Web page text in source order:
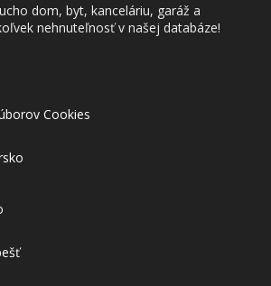
dom, byt, kanceláriu, garáž a
nehnuteľnosť v našej databáze!
Cookies